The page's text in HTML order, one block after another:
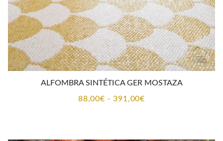
ALFOMBRA SINTÉTICA GER MOSTAZA
88,00€ - 391,00€Rango